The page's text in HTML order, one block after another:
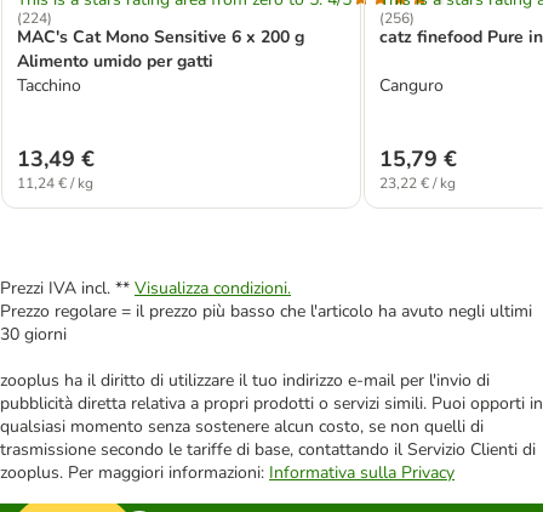
(224)
MAC's Cat Mono Sensitive 6 x 200 g
Alimento umido per gatti
Tacchino
13,49 €
11,24 € / kg
(256)
catz finefood Pure
Canguro
15,79 €
23,22 € / kg
Prezzi IVA incl. ** Visualizza condizioni.
Prezzo regolare = il prezzo più basso che l'articolo ha avuto negli ultimi
30 giorni
zooplus ha il diritto di utilizzare il tuo indirizzo e-mail per l'invio di
pubblicità diretta relativa a propri prodotti o servizi simili. Puoi opporti in
qualsiasi momento senza sostenere alcun costo, se non quelli di
trasmissione secondo le tariffe di base, contattando il Servizio Clienti di
zooplus. Per maggiori informazioni: Informativa sulla Privacy